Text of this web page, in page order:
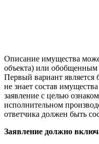
Описание имущества
объекта) или обобщенным
Первый вариант
не знает состав
заявление с целью
исполнительном
ответчика должен быть
Заявление должно